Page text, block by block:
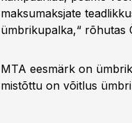
maksumaksjate
ümbrikupalka,“ rõhutas
MTA eesmärk on
mistõttu on võitlus